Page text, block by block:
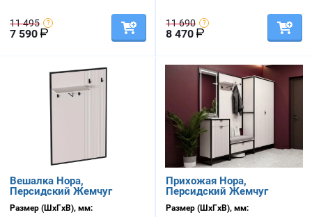
11 495
7 590
11 690
8 470
Вешалка Нора,
Персидский Жемчуг
Размер (ШхГхВ), мм:
Прихожая Нора,
Персидский Жемчуг
Размер (ШхГхВ), мм: